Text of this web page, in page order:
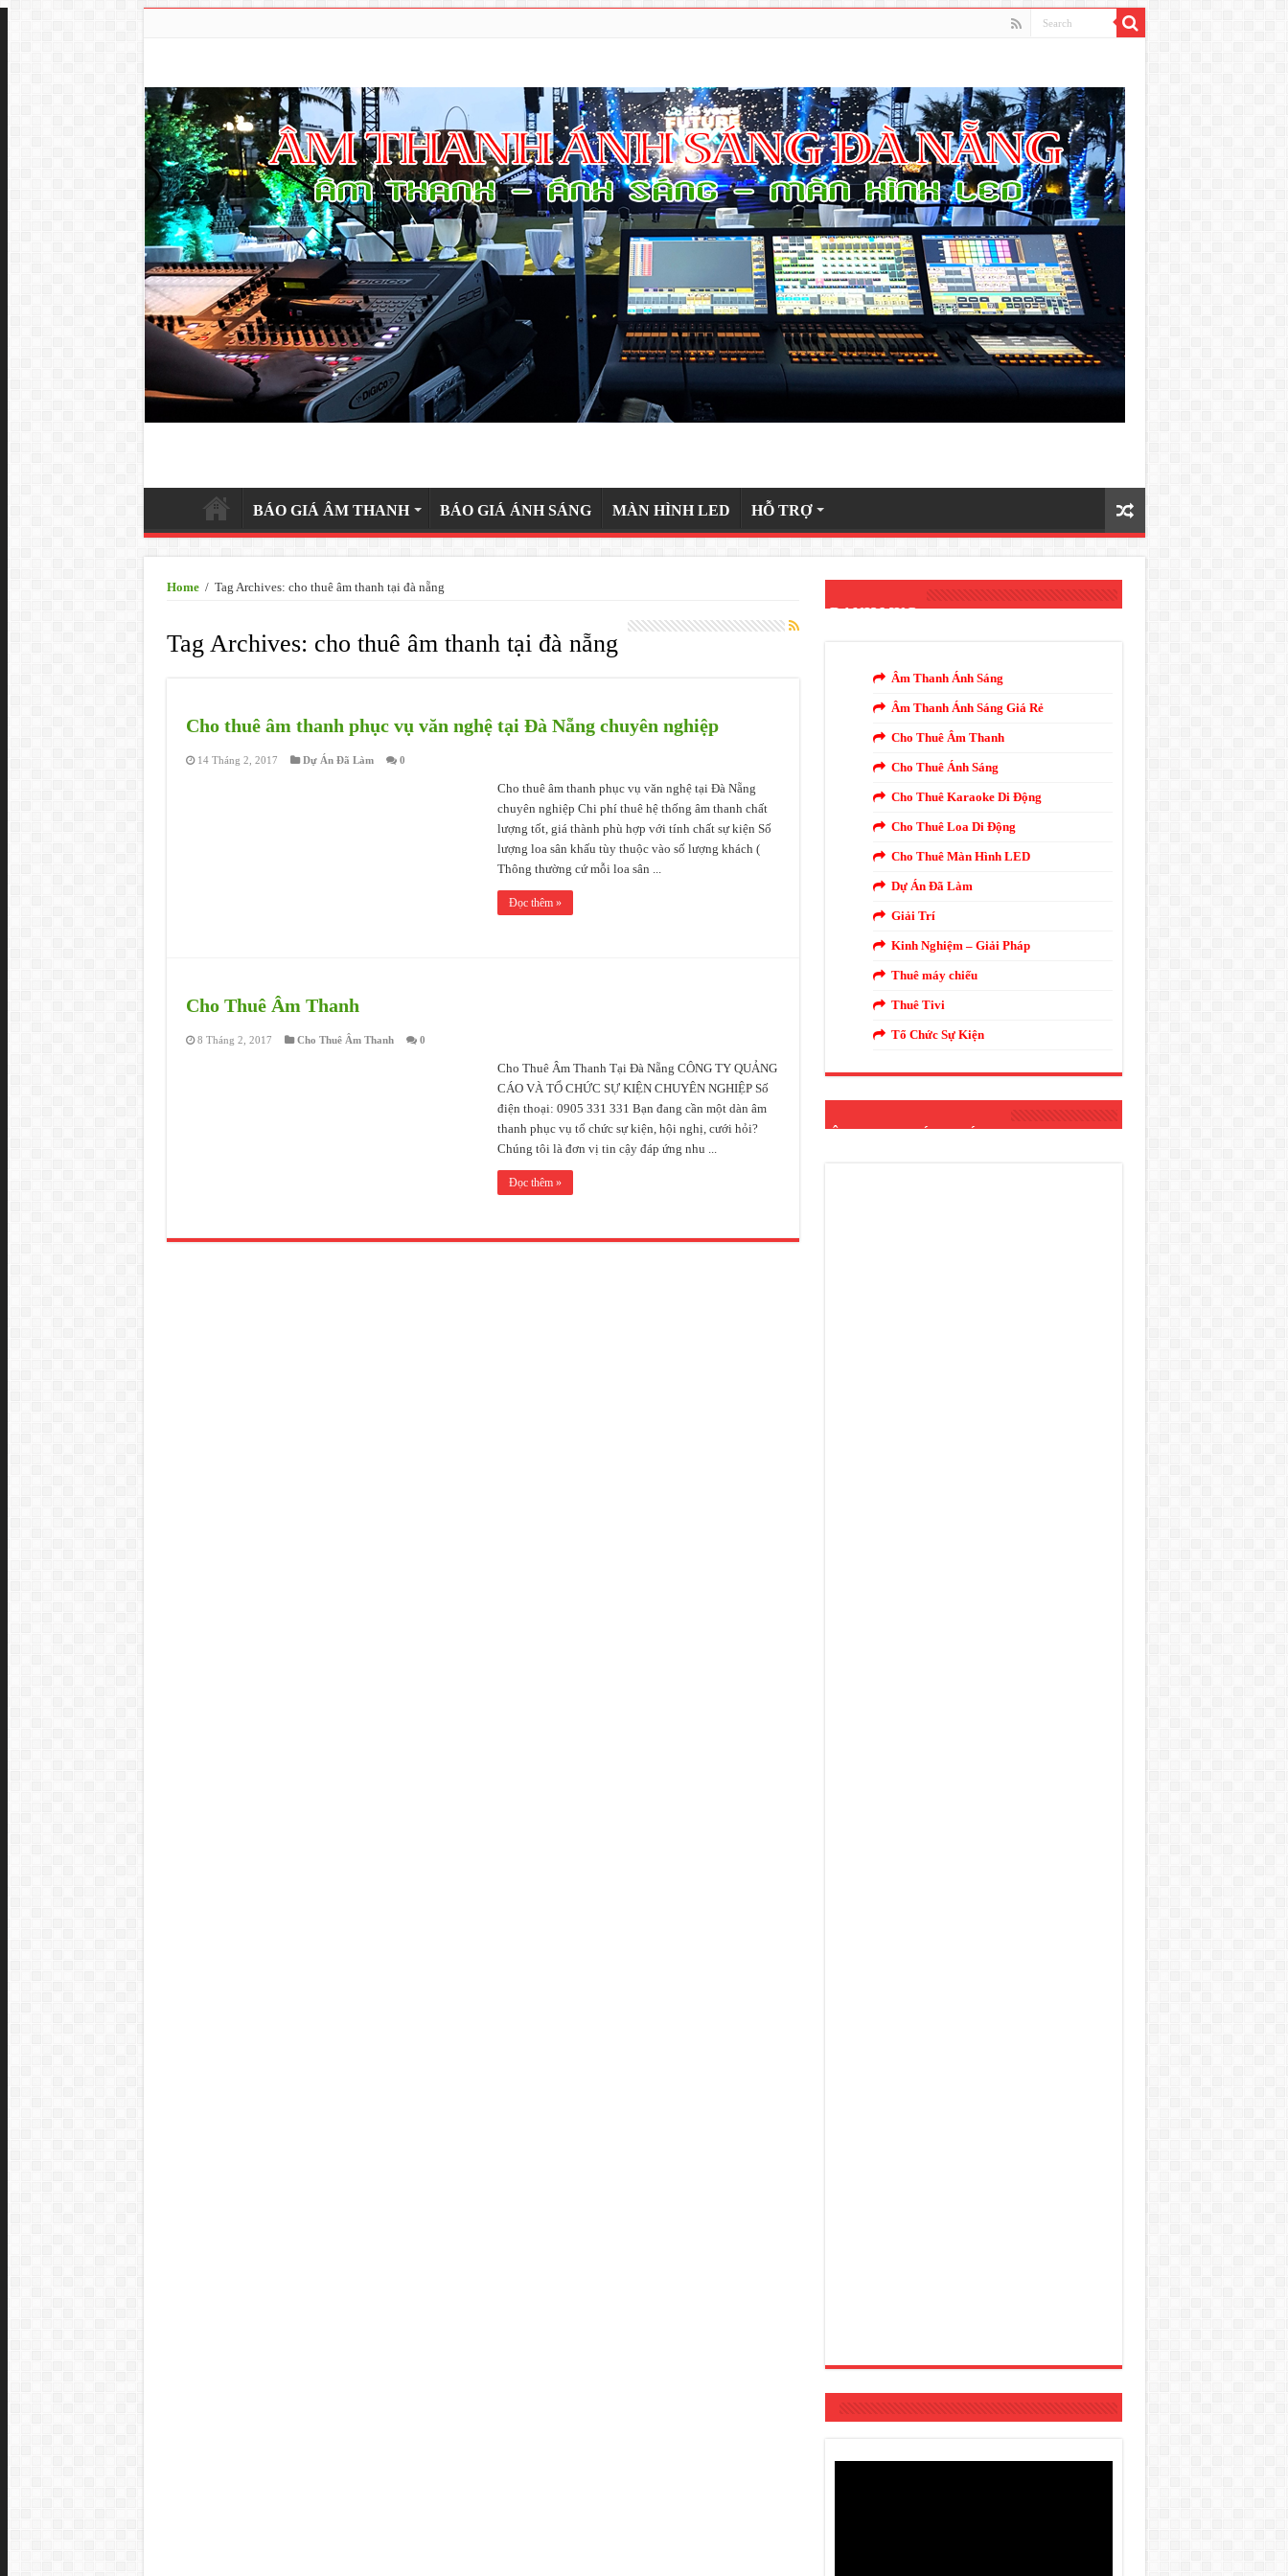
BÁO GIÁ ÂM THANH BÁO GIÁ ÁNH SÁNG MÀN HÌNH LED HỖ TRỢ
Home / Tag Archives: cho thuê âm thanh tại đà nẵng
Tag Archives: cho thuê âm thanh tại đà nẵng
Cho thuê âm thanh phục vụ văn nghệ tại Đà Nẵng chuyên nghiệp
14 Tháng 2, 2017 Dự Án Đã Làm 0
Cho thuê âm thanh phục vụ văn nghệ tại Đà Nẵng
chuyên nghiệp Chi phí thuê hệ thống âm thanh chất
lượng tốt, giá thành phù hợp với tính chất sự kiện Số
lượng loa sân khấu tùy thuộc vào số lượng khách (
Thông thường cứ mỗi loa sân ...
Đọc thêm »
Cho Thuê Âm Thanh
8 Tháng 2, 2017 Cho Thuê Âm Thanh 0
Cho Thuê Âm Thanh Tại Đà Nẵng CÔNG TY QUẢNG
CÁO VÀ TỔ CHỨC SỰ KIỆN CHUYÊN NGHIỆP Số
điện thoại: 0905 331 331 Bạn đang cần một dàn âm
thanh phục vụ tổ chức sự kiện, hội nghị, cưới hỏi?
Chúng tôi là đơn vị tin cậy đáp ứng nhu ...
Đọc thêm »
DANH MỤC
Âm Thanh Ánh Sáng
Âm Thanh Ánh Sáng Giá Rẻ
Cho Thuê Âm Thanh
Cho Thuê Ánh Sáng
Cho Thuê Karaoke Di Động
Cho Thuê Loa Di Động
Cho Thuê Màn Hình LED
Dự Án Đã Làm
Giải Trí
Kinh Nghiệm – Giải Pháp
Thuê máy chiếu
Thuê Tivi
Tổ Chức Sự Kiện
ÂM THANH ÁNH SÁNG